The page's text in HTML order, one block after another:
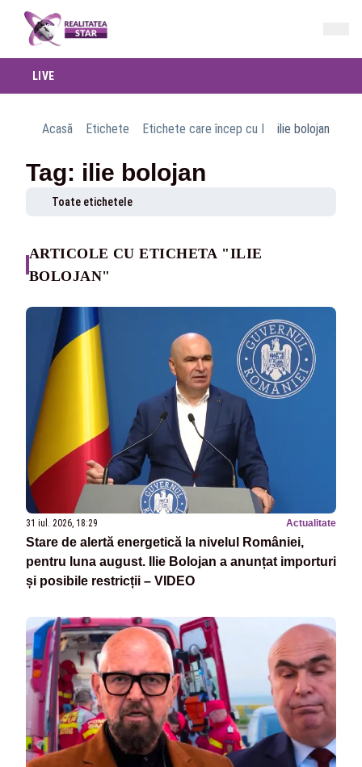
LIVE
Acasă Etichete Etichete care încep cu I ilie bolojan
Tag: ilie bolojan
Toate etichetele
ARTICOLE CU ETICHETA "ILIE
BOLOJAN"
31 iul. 2026, 18:29 Actualitate
Stare de alertă energetică la nivelul României,
pentru luna august. Ilie Bolojan a anunțat importuri
și posibile restricții – VIDEO